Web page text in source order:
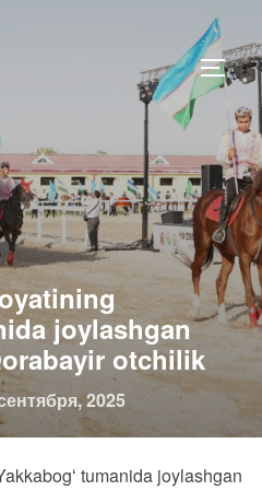
joylashgan
otchilik
2025
tumanida joylashgan